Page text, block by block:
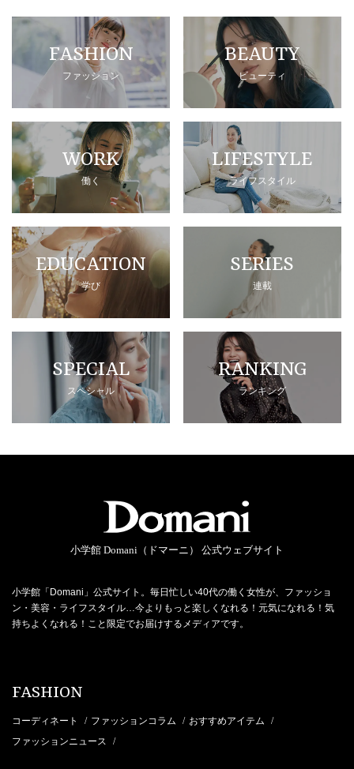
FASHION
ファッション
BEAUTY
ビューティ
WORK
働く
LIFESTYLE
ライフスタイル
EDUCATION
学び
SERIES
連載
SPECIAL
スペシャル
RANKING
ランキング
小学館 Domani（ドマーニ） 公式ウェブサイト
小学館「Domani」公式サイト。毎日忙しい40代の働く女性が、ファッショ
ン・美容・ライフスタイル…今よりもっと楽しくなれる！元気になれる！気
持ちよくなれる！こと限定でお届けするメディアです。
FASHION
コーディネート / ファッションコラム / おすすめアイテム /
ファッションニュース /